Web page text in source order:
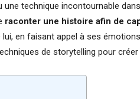
une technique incontournable
raconter une histoire afin de
en faisant appel à ses
de storytelling pour